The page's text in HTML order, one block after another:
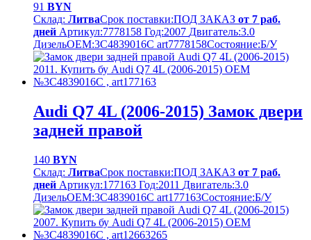
91 BYN
Склад: ЛитваСрок поставки:ПОД ЗАКАЗ от 7 раб.
дней Артикул:7778158 Год:2007 Двигатель:3.0
ДизельOEM:3C4839016C art7778158Cостояние:Б/У
Audi Q7 4L (2006-2015) Замок двери
задней правой
140 BYN
Склад: ЛитваСрок поставки:ПОД ЗАКАЗ от 7 раб.
дней Артикул:177163 Год:2011 Двигатель:3.0
ДизельOEM:3C4839016C art177163Cостояние:Б/У